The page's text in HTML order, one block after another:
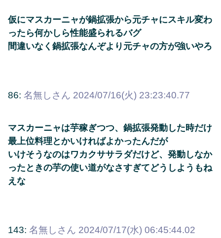
仮にマスカーニャが鍋拡張から元チャにスキル変わ
ったら何かしら性能盛られるバグ
間違いなく鍋拡張なんぞより元チャの方が強いやろ
86: 名無しさん 2024/07/16(火) 23:23:40.77
マスカーニャは芋稼ぎつつ、鍋拡張発動した時だけ
最上位料理とかいければよかったんだが
いけそうなのはワカクササラダだけど、発動しなか
ったときの芋の使い道がなさすぎてどうしようもね
えな
143: 名無しさん 2024/07/17(水) 06:45:44.02